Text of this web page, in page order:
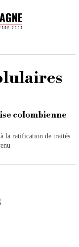
colombienne
la ratification de traités